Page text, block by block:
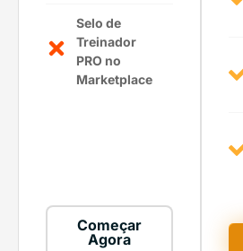
Selo de
Treinador
PRO no
Marketplace
Começar
Agora